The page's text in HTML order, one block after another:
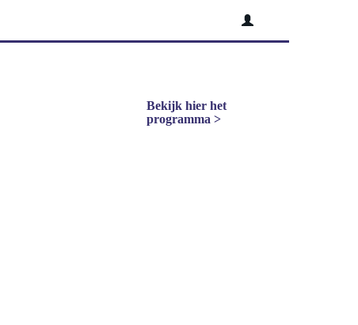
Bekijk hier het
programma >